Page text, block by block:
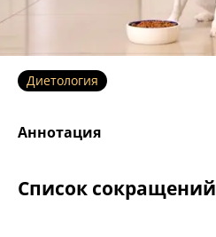
Диетология
Аннотация
Список сокращений